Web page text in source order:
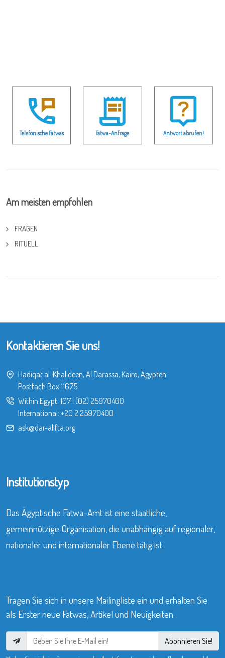
Telefonische Fatwas Fatwa-Anfrage Antwort abrufen!
Am meisten empfohlen
FRAGEN
RITUELL
Kontaktieren Sie uns!
Hadiqat al-Khalideen, Al Darassa, Kairo, Ägypten
Postfach Box 11675
Within Egypt: 107| (02) 25970400
International: +20 2 25970400
ask@dar-alifta.org
Institutionstyp
Das Ägyptische Fatwa-Amt ist eine staatliche,
gemeinnützige Organisation, die unabhängig auf regionaler,
nationaler und internationaler Ebene tätig ist.
Tragen Sie sich in unsere Mailingliste ein und erhalten Sie
als Erster neue Fatwas, Artikel und Neuigkeiten.
Abonnieren Sie!